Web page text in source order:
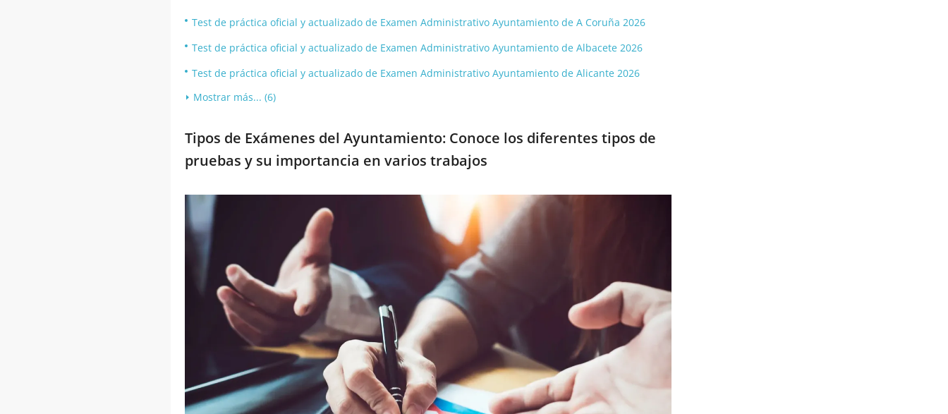
Test de práctica oficial y actualizado de Examen Administrativo Ayuntamiento de A Coruña 2026
Test de práctica oficial y actualizado de Examen Administrativo Ayuntamiento de Albacete 2026
Test de práctica oficial y actualizado de Examen Administrativo Ayuntamiento de Alicante 2026
Mostrar más... (6)
Tipos de Exámenes del Ayuntamiento: Conoce los diferentes tipos de
pruebas y su importancia en varios trabajos